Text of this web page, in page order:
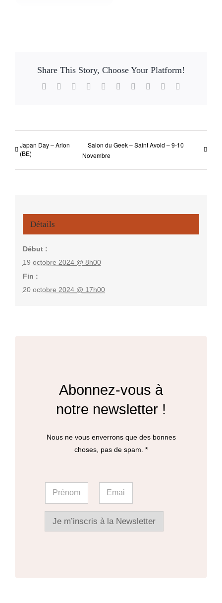
Share This Story, Choose Your Platform!
Facebook Reddit LinkedInWhatsApp
TumblrPinterest Xing
Japan Day – Arlon
(BE)
Salon du Geek – Saint Avold – 9-10
Novembre
Détails
Début :
19 octobre 2024 @ 8h00
Fin :
20 octobre 2024 @ 17h00
Abonnez-vous à
notre newsletter !
Nous ne vous enverrons que des bonnes
choses, pas de spam. *
i
l
é
n
a
i
l
Je m’inscris à la Newsletter